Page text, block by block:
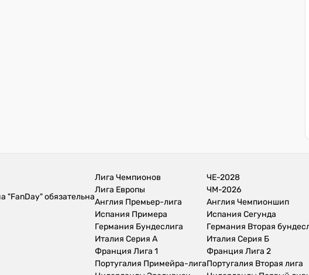
"FanDay" обязательна
Лига Чемпионов
Лига Европы
Англия Премьер-лига
Испания Примера
Германия Бундеслига
Италия Серия А
Франция Лига 1
Португалия Примейра-лига
ЧЕ-2028
ЧМ-2026
Англия Чемпионшип
Испания Сегунда
Германия Вторая
Италия Серия Б
Франция Лига 2
Португалия Вторая лига